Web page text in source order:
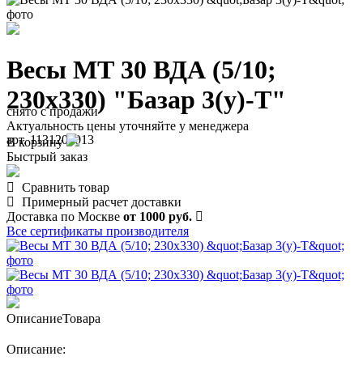
Весы МТ 30 ВДА (5/10;
230х330) "Базар 3(у)-Т"
арт. 1131200013
снято с продажи
Актуальность цены уточняйте у менеджера
В корзину
Быстрый заказ
Сравнить товар
Примерный расчет доставки
Доставка по Москве от 1000 руб.
Все сертификаты производителя
ОписаниеТовара
Описание: